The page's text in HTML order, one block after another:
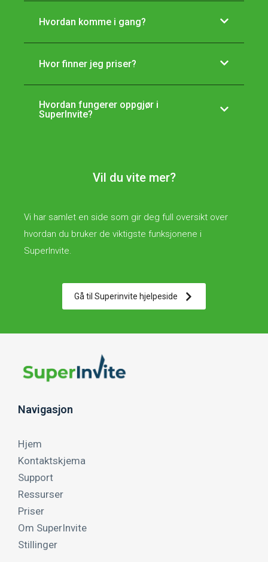
Vil du vite mer?
Vi har samlet en side som gir deg full oversikt over
hvordan du bruker de viktigste funksjonene i
SuperInvite.
Gå til Superinvite hjelpeside
Hvordan komme i gang?
Hvor finner jeg priser?
Hvordan fungerer oppgjør i
SuperInvite?
Navigasjon
Hjem
Kontaktskjema
Support
Ressurser
Priser
Om SuperInvite
Stillinger